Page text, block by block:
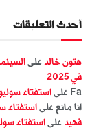
أحدث التعليقات
هتون خالد على
في 2025
Fa على استفتاء
انا مانع على استفتاء
فهيد على استفتاء